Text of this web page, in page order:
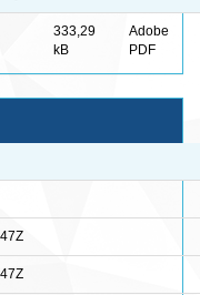
333,29
kB
Adobe
PDF